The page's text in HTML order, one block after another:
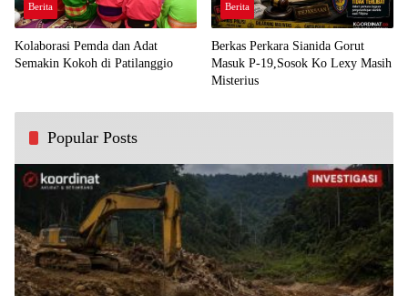
Berita
Kolaborasi Pemda dan Adat
Semakin Kokoh di Patilanggio
Berita
Berkas Perkara Sianida Gorut
Masuk P-19,Sosok Ko Lexy Masih
Misterius
Popular Posts